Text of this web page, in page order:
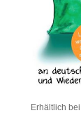
Erhältlich bei